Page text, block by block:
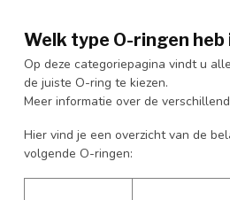
Welk type O-ringen heb
Op deze categoriepagina vindt u
de juiste O-ring te kiezen.
Meer informatie over de
Hier vind je een overzicht van de
volgende O-ringen: